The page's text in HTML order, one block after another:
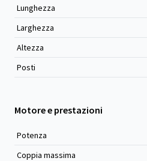
Lunghezza
Larghezza
Altezza
Posti
Motore e prestazioni
Potenza
Coppia massima